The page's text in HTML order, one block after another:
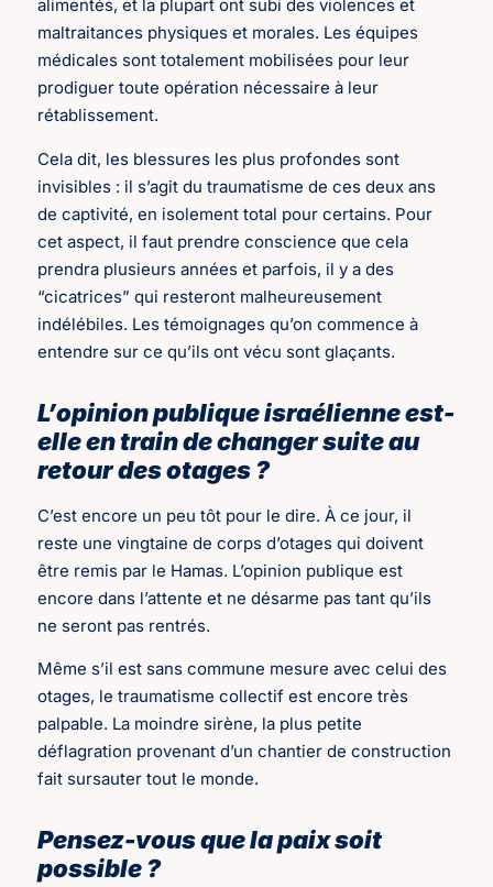
alimentés, et la plupart ont subi des violences et
maltraitances physiques et morales. Les équipes
médicales sont totalement mobilisées pour leur
prodiguer toute opération nécessaire à leur
rétablissement.
Cela dit, les blessures les plus profondes sont
invisibles : il s’agit du traumatisme de ces deux ans
de captivité, en isolement total pour certains. Pour
cet aspect, il faut prendre conscience que cela
prendra plusieurs années et parfois, il y a des
“cicatrices” qui resteront malheureusement
indélébiles. Les témoignages qu’on commence à
entendre sur ce qu’ils ont vécu sont glaçants.
L’opinion publique israélienne est-
elle en train de changer suite au
retour des otages ?
C’est encore un peu tôt pour le dire. À ce jour, il
reste une vingtaine de corps d’otages qui doivent
être remis par le Hamas. L’opinion publique est
encore dans l’attente et ne désarme pas tant qu’ils
ne seront pas rentrés.
Même s’il est sans commune mesure avec celui des
otages, le traumatisme collectif est encore très
palpable. La moindre sirène, la plus petite
déflagration provenant d’un chantier de construction
fait sursauter tout le monde.
Pensez-vous que la paix soit
possible ?